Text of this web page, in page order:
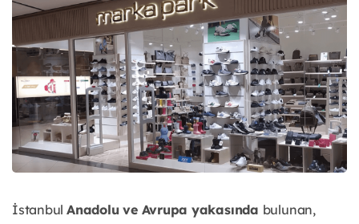
İstanbul Anadolu ve Avrupa yakasında bulunan,